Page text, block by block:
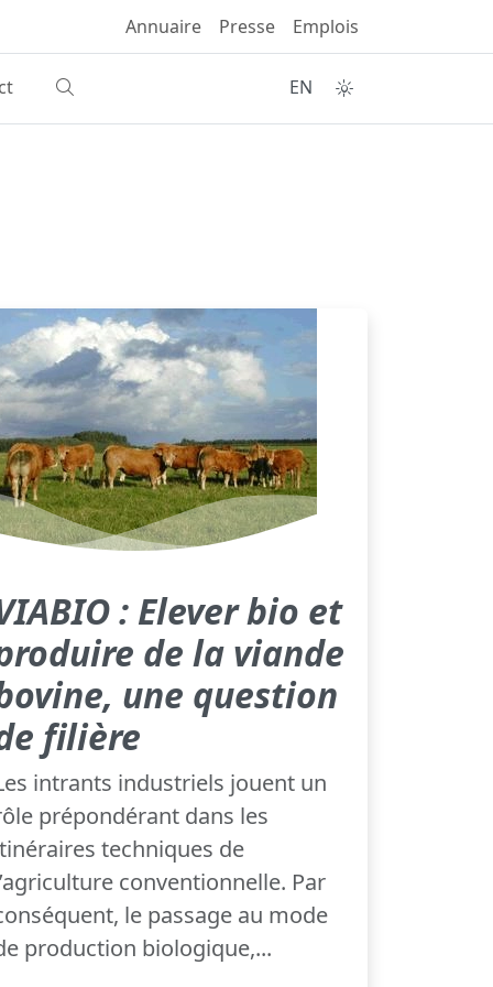
Annuaire Presse Emplois
EN
: Elever bio et
de la viande
une question
filière
intrants industriels jouent un
prépondérant dans les
techniques de
conventionnelle. Par
le passage au mode
production biologique,...